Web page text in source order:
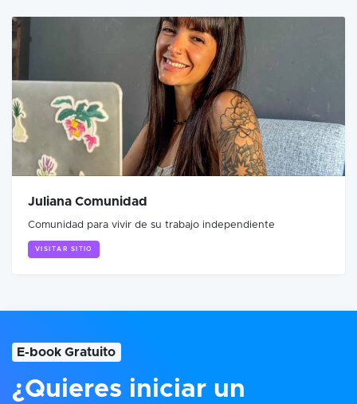
Juliana Comunidad
Comunidad para vivir de su trabajo independiente
VISITAR SITIO
E-book Gratuito
¿Quieres iniciar un